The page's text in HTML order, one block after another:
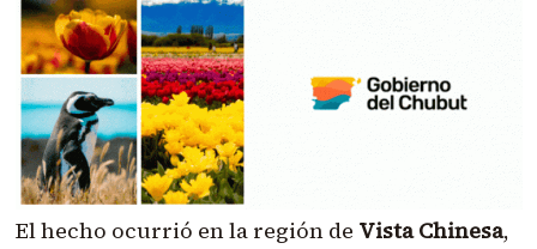
El hecho ocurrió en la región de Vista Chinesa,